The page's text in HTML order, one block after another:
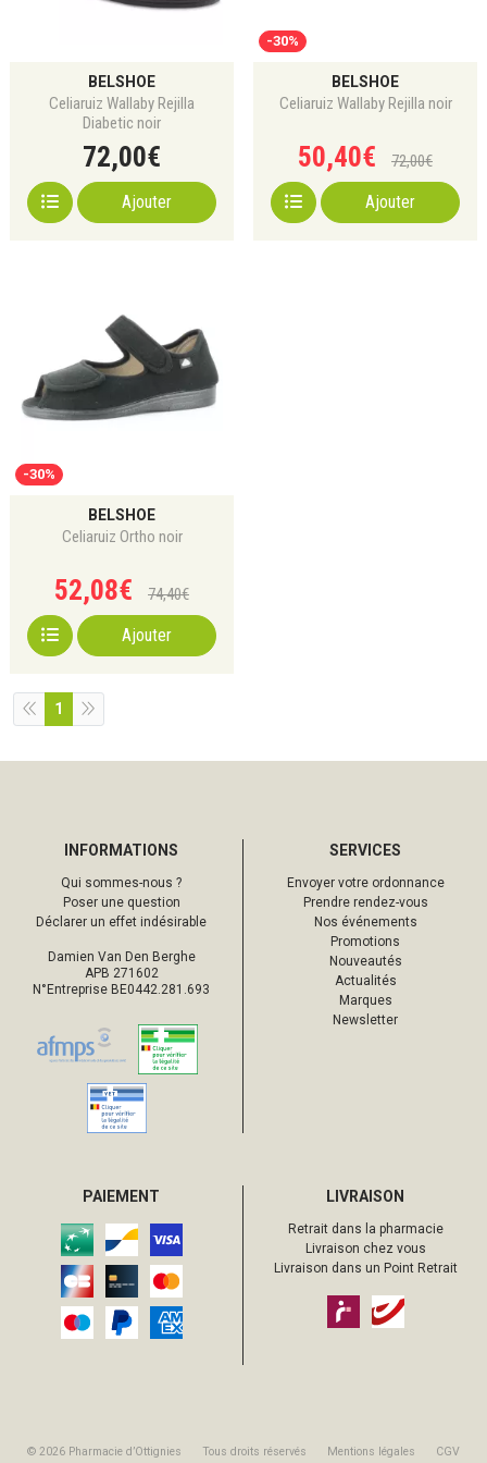
BELSHOE
Celiaruiz Wallaby Rejilla
Diabetic noir
72,00€
Ajouter
-30%
BELSHOE
Celiaruiz Wallaby Rejilla noir
50,40€ 72,00€
Ajouter
-30%
BELSHOE
Celiaruiz Ortho noir
52,08€ 74,40€
Ajouter
1
INFORMATIONS
Qui sommes-nous ?
Poser une question
Déclarer un effet indésirable
Damien Van Den Berghe
APB 271602
N°Entreprise BE0442.281.693
SERVICES
Envoyer votre ordonnance
Prendre rendez-vous
Nos événements
Promotions
Nouveautés
Actualités
Marques
Newsletter
PAIEMENT LIVRAISON
Retrait dans la pharmacie
Livraison chez vous
Livraison dans un Point Retrait
© 2026 Pharmacie d’Ottignies Tous droits réservés Mentions légales
CGV